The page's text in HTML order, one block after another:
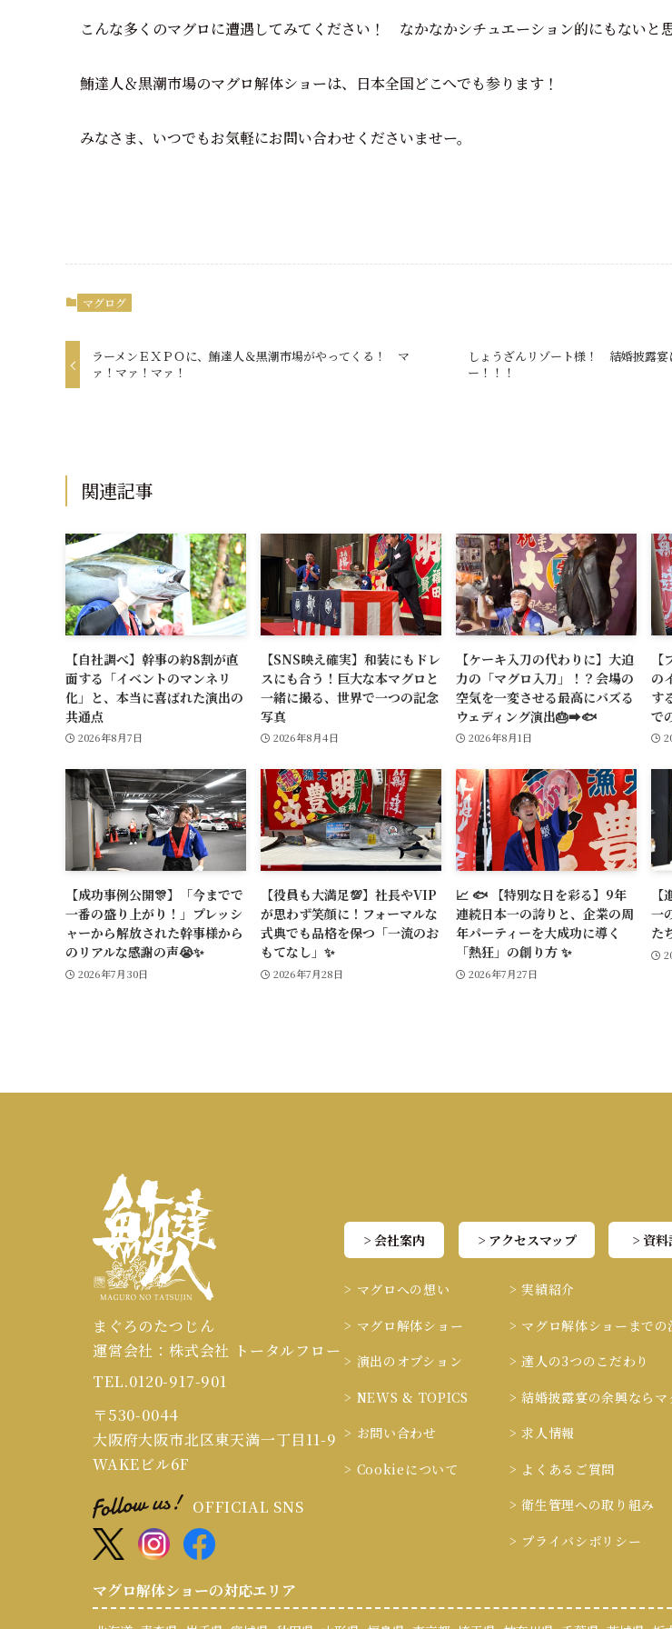
こんな多くのマグロに遭遇してみてください！ なかなかシチュエーション的にもないと
鮪達人＆黒潮市場のマグロ解体ショーは、日本全国どこへでも参ります！
みなさま、いつでもお気軽にお問い合わせくださいませー。
マグログ
ラーメンＥＸＰＯに、鮪達人＆黒潮市場がやってくる！ マ
ァ！マァ！マァ！
しょうざんリゾート様！ 結婚披露宴
ー！！！
関連記事
【自社調べ】幹事の約8割が直
面する「イベントのマンネリ
化」と、本当に喜ばれた演出の
共通点
2026年8月7日
【SNS映え確実】和装にもドレ
スにも合う！巨大な本マグロと
一緒に撮る、世界で一つの記念
写真
2026年8月4日
【ケーキ入刀の代わりに】大迫
力の「マグロ入刀」！？会場の
空気を一変させる最高にバズる
ウェディング演出🎂➡️🐟
2026年8月1日
の
す
で
【成功事例公開🎊】「今までで
一番の盛り上がり！」プレッシ
ャーから解放された幹事様から
のリアルな感謝の声😭✨
2026年7月30日
【役員も大満足💯】社長やVIP
が思わず笑顔に！フォーマルな
式典でも品格を保つ「一流のお
もてなし」✨
2026年7月28日
📈 🐟 【特別な日を彩る】9年
連続日本一の誇りと、企業の周
年パーティーを大成功に導く
「熱狂」の創り方 ✨
2026年7月27日
一
た
まぐろのたつじん
運営会社：株式会社 トータルフロー
TEL.0120-917-901
〒530-0044
大阪府大阪市北区東天満一丁目11-9
WAKEビル6F
OFFICIAL SNS
> 会社案内 > アクセスマップ > 資
> マグロへの想い
> マグロ解体ショー
> 演出のオプション
> NEWS & TOPICS
> お問い合わせ
> Cookieについて
> 実績紹介
> マグロ解体ショーまでの
> 達人の3つのこだわり
> 結婚披露宴の余興なら
> 求人情報
> よくあるご質問
> 衛生管理への取り組み
> プライバシポリシー
マグロ解体ショーの対応エリア